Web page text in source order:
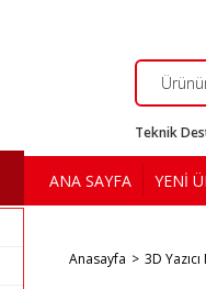
Teknik
ANA SAYFA YENİ
Anasayfa 3D